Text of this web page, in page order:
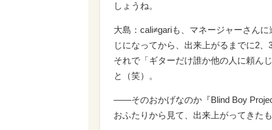
しょうね。
大島：cali≠gariも、マネージャーさん
じになってから、出来上がるまでに2
それで「ギターだけ誰か他の人に頼ん
と（笑）。
――そのおかげなのか『Blind Boy
おふたりから見て、出来上がってきた